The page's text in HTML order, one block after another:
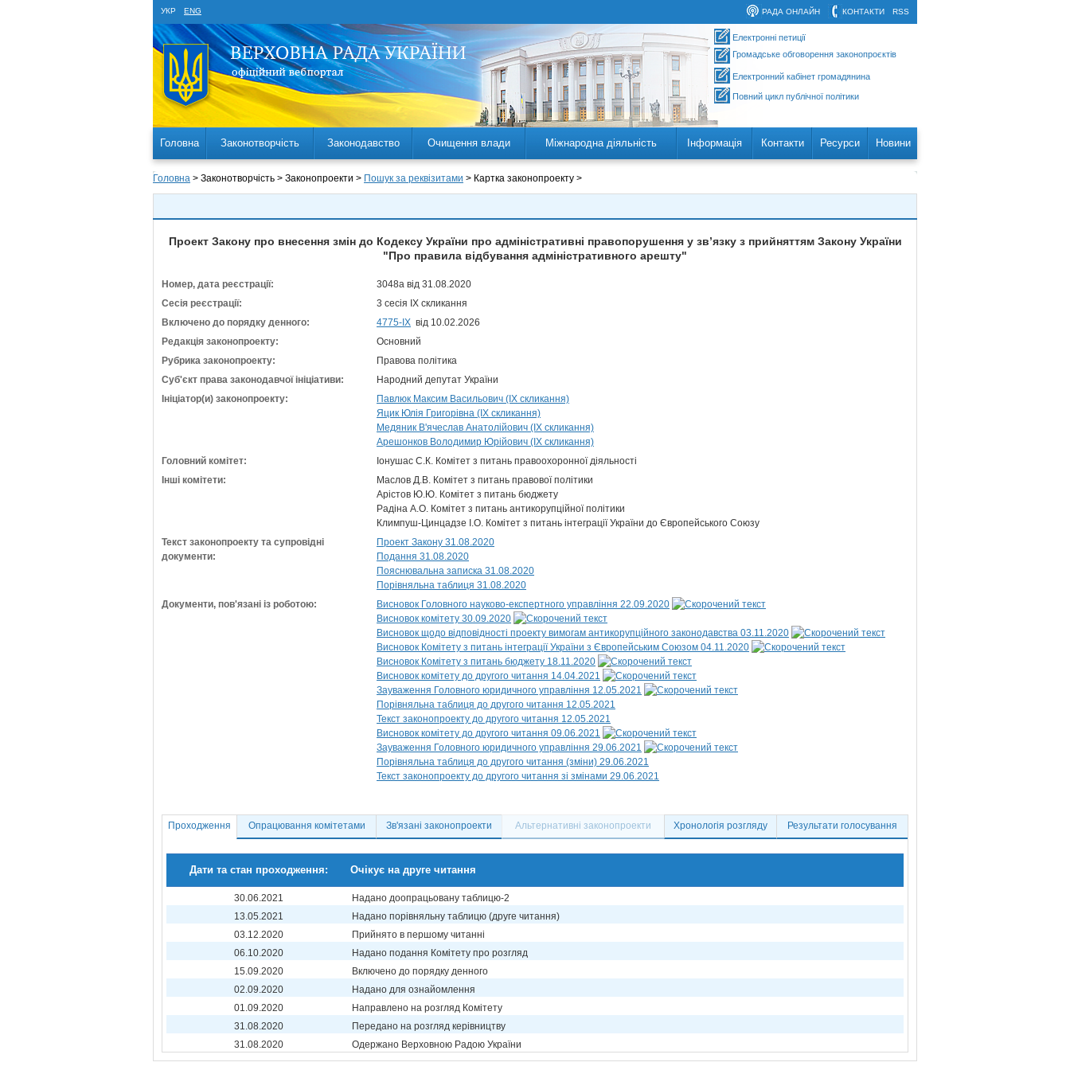
УКР ENG RSS
КОНТАКТИ
РАДА ОНЛАЙН
Електронні петиції
Громадське обговорення законопроєктів
Електронний кабінет громадянина
Повний цикл публічної політики
Головна Законотворчість Законодавство Очищення влади Міжнародна діяльність Інформація Контакти Ресурси Новини
Головна > Законотворчість > Законопроекти > Пошук за реквізитами > Картка законопроекту >
Проект Закону про внесення змін до Кодексу України про адміністративні правопорушення у зв’язку з прийняттям Закону України
"Про правила відбування адміністративного арешту"
Номер, дата реєстрації:
3048а від 31.08.2020
Сесія реєстрації:
3 сесія IX скликання
Включено до порядку денного:
4775-IX від 10.02.2026
Редакція законопроекту:
Основний
Рубрика законопроекту:
Правова політика
Суб'єкт права законодавчої ініціативи:
Народний депутат України
Ініціатор(и) законопроекту:
Павлюк Максим Васильович (IX скликання)
Яцик Юлія Григорівна (IX скликання)
Медяник В'ячеслав Анатолійович (IX скликання)
Арешонков Володимир Юрійович (IX скликання)
Головний комітет:
Іонушас С.К. Комітет з питань правоохоронної діяльності
Інші комітети:
Маслов Д.В. Комітет з питань правової політики
Арістов Ю.Ю. Комітет з питань бюджету
Радіна А.О. Комітет з питань антикорупційної політики
Климпуш-Цинцадзе І.О. Комітет з питань інтеграції України до Європейського Союзу
Текст законопроекту та супровідні
документи:
Проект Закону 31.08.2020
Подання 31.08.2020
Пояснювальна записка 31.08.2020
Порівняльна таблиця 31.08.2020
Документи, пов'язані із роботою:
Висновок Головного науково-експертного управління 22.09.2020
Висновок комітету 30.09.2020
Висновок щодо відповідності проекту вимогам антикорупційного законодавства 03.11.2020
Висновок Комітету з питань інтеграції України з Європейським Союзом 04.11.2020
Висновок Комітету з питань бюджету 18.11.2020
Висновок комітету до другого читання 14.04.2021
Зауваження Головного юридичного управління 12.05.2021
Порівняльна таблиця до другого читання 12.05.2021
Текст законопроекту до другого читання 12.05.2021
Висновок комітету до другого читання 09.06.2021
Зауваження Головного юридичного управління 29.06.2021
Порівняльна таблиця до другого читання (зміни) 29.06.2021
Текст законопроекту до другого читання зі змінами 29.06.2021
Проходження Опрацювання комітетами Зв'язані законопроекти Альтернативні законопроекти Хронологія розгляду Результати голосування
Дати та стан проходження: Очікує на друге читання
30.06.2021
Надано доопрацьовану таблицю-2
13.05.2021
Надано порівняльну таблицю (друге читання)
03.12.2020
Прийнято в першому читанні
06.10.2020
Надано подання Комітету про розгляд
15.09.2020
Включено до порядку денного
02.09.2020
Надано для ознайомлення
01.09.2020
Направлено на розгляд Комітету
31.08.2020
Передано на розгляд керівництву
31.08.2020
Одержано Верховною Радою України